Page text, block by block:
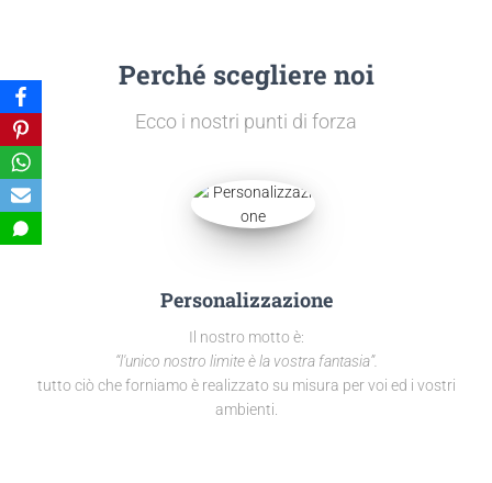
Perché scegliere noi
Ecco i nostri punti di forza
Personalizzazione
Il nostro motto è:
“l'unico nostro limite è la vostra fantasia”.
tutto ciò che forniamo è realizzato su misura per voi ed i vostri
ambienti.